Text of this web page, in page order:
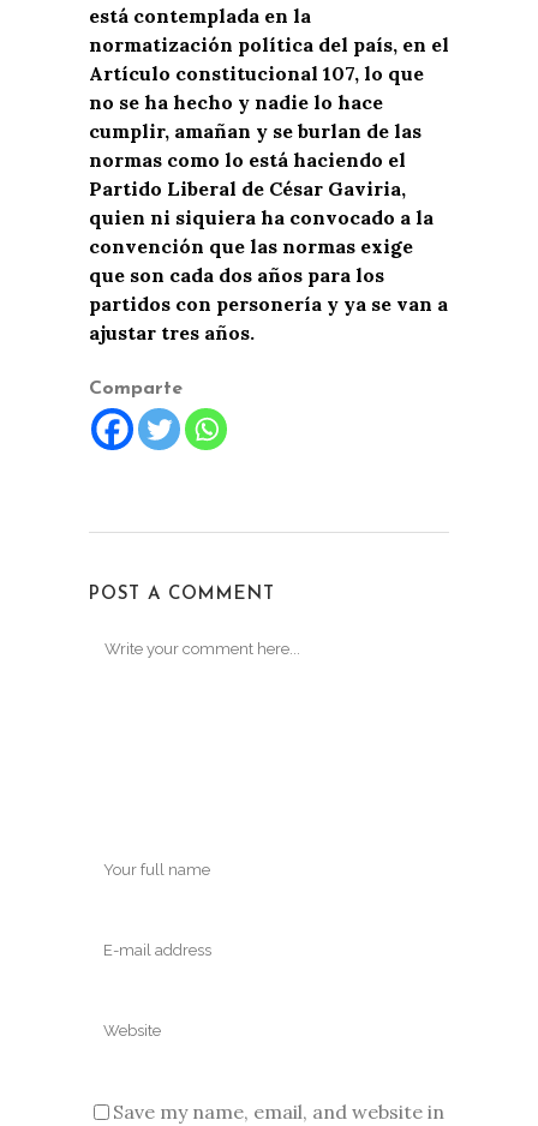
está contemplada en la
normatización política del país, en el
Artículo constitucional 107, lo que
no se ha hecho y nadie lo hace
cumplir, amañan y se burlan de las
normas como lo está haciendo el
Partido Liberal de César Gaviria,
quien ni siquiera ha convocado a la
convención que las normas exige
que son cada dos años para los
partidos con personería y ya se van a
ajustar tres años.
Comparte
POST A COMMENT
Save my name, email, and website in